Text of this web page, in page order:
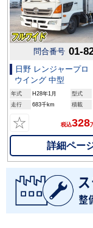
問合番号 01-
日野 レンジャープロ
ウイング 中型
年式 H28年1月 型式
走行
683千km 積載
☆ 税込328
詳細ペー